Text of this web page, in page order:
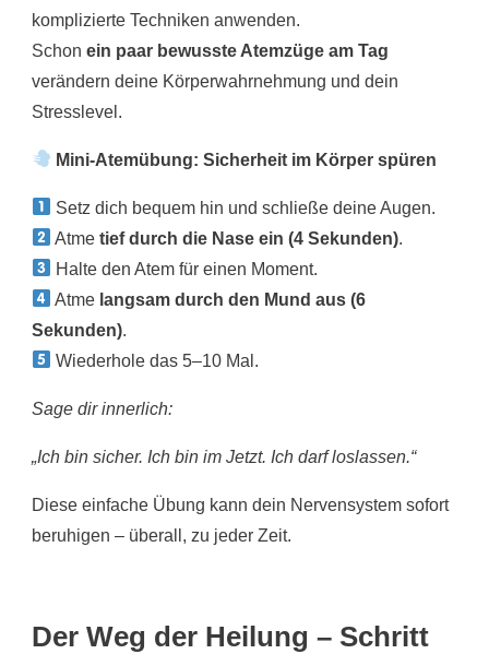
komplizierte Techniken anwenden.
Schon ein paar bewusste Atemzüge am Tag
verändern deine Körperwahrnehmung und dein
Stresslevel.
Mini-Atemübung: Sicherheit im Körper spüren
Setz dich bequem hin und schließe deine Augen.
Atmetief durch die Nase ein (4 Sekunden).
Halte den Atem für einen Moment.
Atme langsam durch den Mund aus (6
Sekunden).
Wiederhole das 5–10 Mal.
Sage dir innerlich:
„Ich bin sicher. Ich bin im Jetzt. Ich darf loslassen.“
Diese einfache Übung kann dein Nervensystem sofort
beruhigen – überall, zu jeder Zeit.
Der Weg der Heilung – Schritt